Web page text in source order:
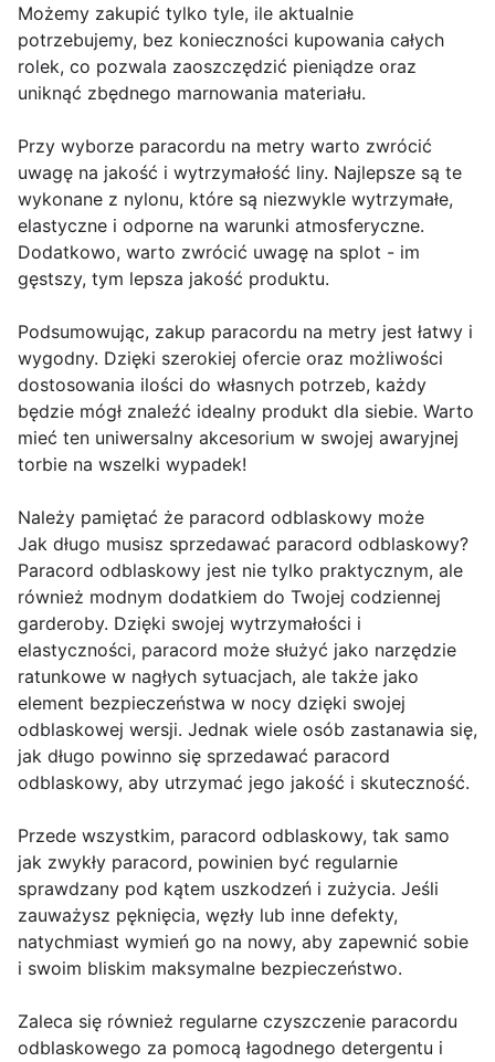
Możemy zakupić tylko tyle, ile aktualnie
potrzebujemy, bez konieczności kupowania całych
rolek, co pozwala zaoszczędzić pieniądze oraz
uniknąć zbędnego marnowania materiału.
Przy wyborze paracordu na metry warto zwrócić
uwagę na jakość i wytrzymałość liny. Najlepsze są te
wykonane z nylonu, które są niezwykle wytrzymałe,
elastyczne i odporne na warunki atmosferyczne.
Dodatkowo, warto zwrócić uwagę na splot - im
gęstszy, tym lepsza jakość produktu.
Podsumowując, zakup paracordu na metry jest łatwy i
wygodny. Dzięki szerokiej ofercie oraz możliwości
dostosowania ilości do własnych potrzeb, każdy
będzie mógł znaleźć idealny produkt dla siebie. Warto
mieć ten uniwersalny akcesorium w swojej awaryjnej
torbie na wszelki wypadek!
Należy pamiętać że paracord odblaskowy może
Jak długo musisz sprzedawać paracord odblaskowy?
Paracord odblaskowy jest nie tylko praktycznym, ale
również modnym dodatkiem do Twojej codziennej
garderoby. Dzięki swojej wytrzymałości i
elastyczności, paracord może służyć jako narzędzie
ratunkowe w nagłych sytuacjach, ale także jako
element bezpieczeństwa w nocy dzięki swojej
odblaskowej wersji. Jednak wiele osób zastanawia się,
jak długo powinno się sprzedawać paracord
odblaskowy, aby utrzymać jego jakość i skuteczność.
Przede wszystkim, paracord odblaskowy, tak samo
jak zwykły paracord, powinien być regularnie
sprawdzany pod kątem uszkodzeń i zużycia. Jeśli
zauważysz pęknięcia, węzły lub inne defekty,
natychmiast wymień go na nowy, aby zapewnić sobie
i swoim bliskim maksymalne bezpieczeństwo.
Zaleca się również regularne czyszczenie paracordu
odblaskowego za pomocą łagodnego detergentu i